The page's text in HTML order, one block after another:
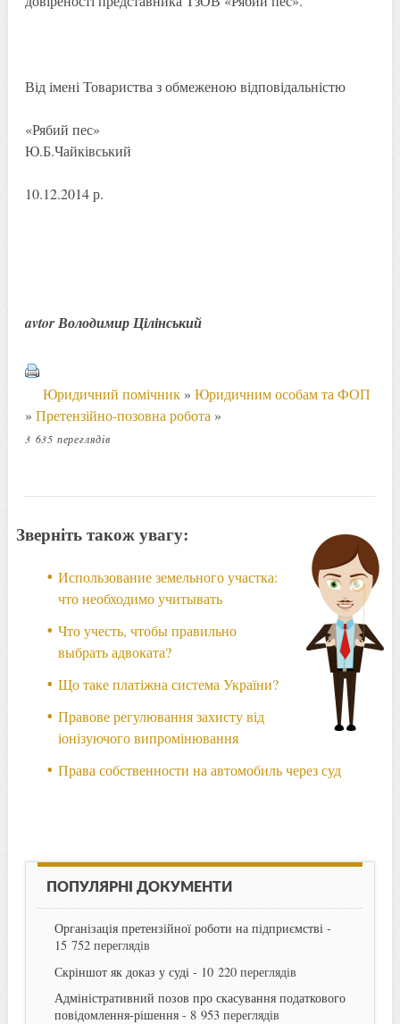
Від імені Товариства з обмеженою відповідальністю
«Рябий пес»
Ю.Б.Чайківський
10.12.2014 р.
avtor Володимир Цілінський
Юридичний помічник» Юридичним особам та ФОП
» Претензійно-позовна робота »
3 635 переглядів
Зверніть також увагу:
Использование земельного участка:
что необходимо учитывать
Что учесть, чтобы правильно
выбрать адвоката?
Що таке платіжна система України?
Правове регулювання захисту від
іонізуючого випромінювання
Права собственности на автомобиль через суд
ПОПУЛЯРНІ ДОКУМЕНТИ
Організація претензійної роботи на підприємстві-
15 752 переглядів
Скріншот як доказ у суді - 10 220 переглядів
Адміністративний позов про скасування податкового
повідомлення-рішення- 8 953 переглядів